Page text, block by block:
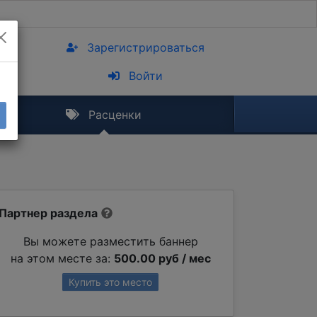
Зарегистрироваться
Войти
Расценки
Партнер раздела
Вы можете разместить баннер
на этом месте за: 500.00 руб / мес
Купить это место